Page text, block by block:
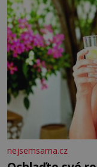
nejsemsama.cz